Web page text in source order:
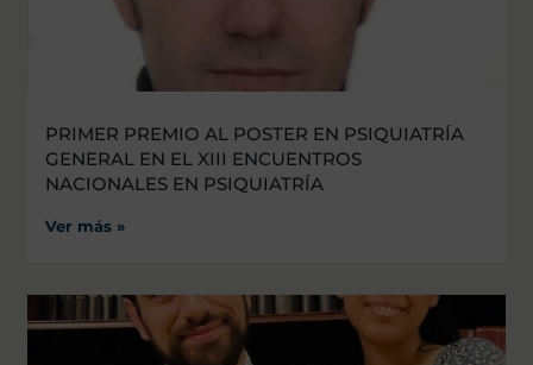
PRIMER PREMIO AL POSTER EN PSIQUIATRÍA
GENERAL EN EL XIII ENCUENTROS
NACIONALES EN PSIQUIATRÍA
Ver más »